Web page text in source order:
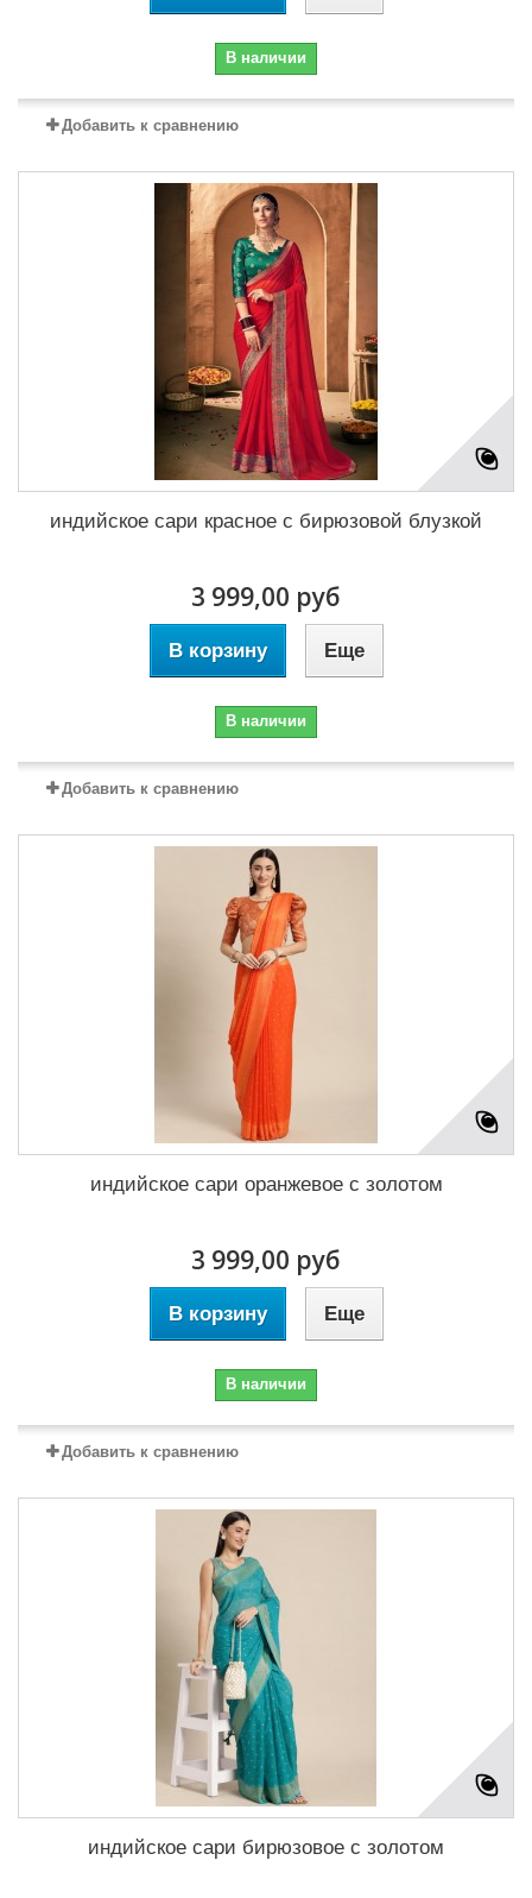
В наличии
Добавить к сравнению
индийское сари красное с бирюзовой блузкой
3 999,00 руб
В корзину Еще
В наличии
Добавить к сравнению
индийское сари оранжевое с золотом
3 999,00 руб
В корзину Еще
В наличии
Добавить к сравнению
индийское сари бирюзовое с золотом